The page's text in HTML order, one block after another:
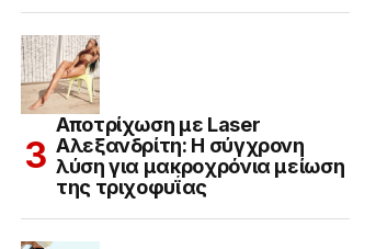
Αποτρίχωση με Laser
Αλεξανδρίτη: Η σύγχρονη
λύση για μακροχρόνια μείωση
της τριχοφυΐας